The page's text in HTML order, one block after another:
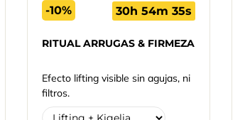
-10% 30h 54m 34s
RITUAL ARRUGAS & FIRMEZA
Efecto lifting visible sin agujas, ni
filtros.